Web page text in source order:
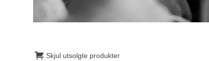
Skjul utsolgte produkter